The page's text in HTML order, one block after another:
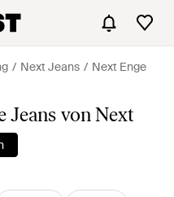
Next Jeans
Next Enge
Jeans von Next